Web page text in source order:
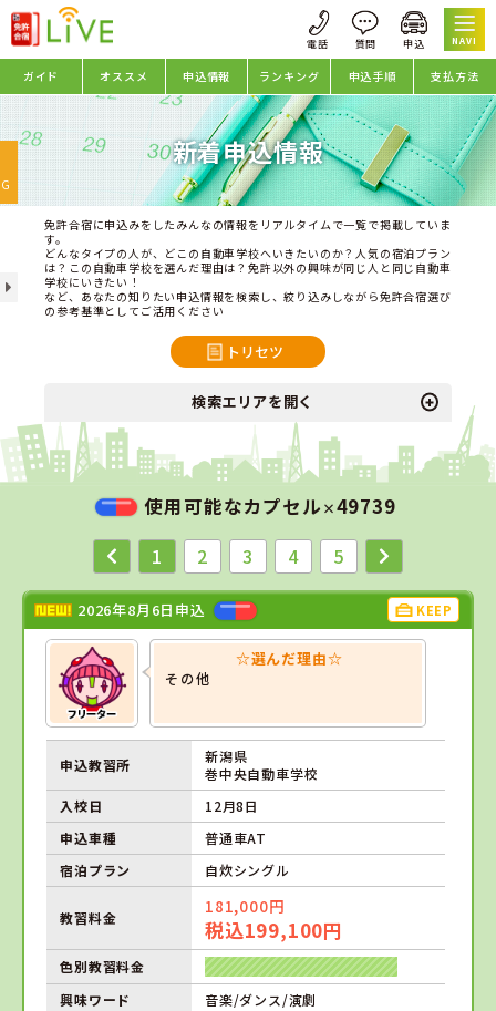
NAVI
ガイド オススメ 申込情報 ランキング 申込手順 支払方法
新着申込情報
免許合宿に申込みをしたみんなの情報をリアルタイムで一覧で掲載していま
す。
どんなタイプの人が、どこの自動車学校へいきたいのか？人気の宿泊プラン
は？この自動車学校を選んだ理由は？免許以外の興味が同じ人と同じ自動車
学校にいきたい！
など、あなたの知りたい申込情報を検索し、絞り込みしながら免許合宿選び
の参考基準としてご活用ください
トリセツ
検索エリアを開く
使用可能なカプセル×49739
1
2 3 4 5
2026年8月6日申込 KEEP
☆選んだ理由☆
その他
申込教習所
新潟県
巻中央自動車学校
入校日
12月8日
申込車種
普通車AT
宿泊プラン
自炊シングル
教習料金
181,000円
税込199,100円
色別教習料金
興味ワード
音楽/ダンス/演劇